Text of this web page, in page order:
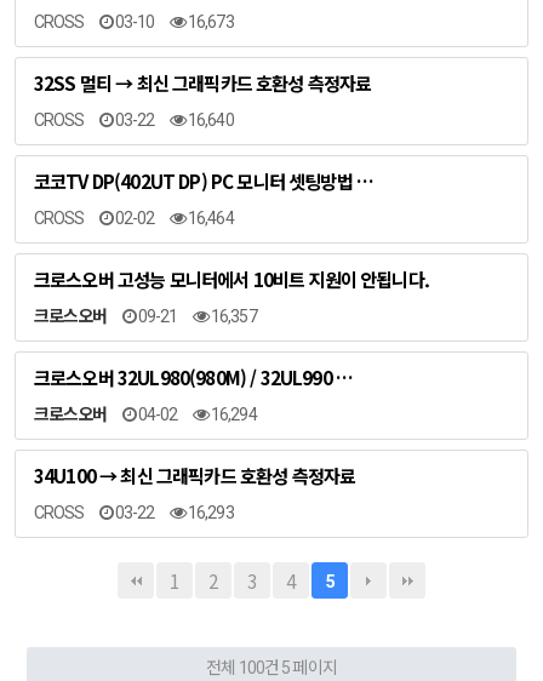
CROSS 03-10 16,673
32SS 멀티 → 최신 그래픽카드 호환성 측정자료
CROSS 03-22 16,640
코코TV DP(402UT DP) PC 모니터 셋팅방법 …
CROSS 02-02 16,464
크로스오버 고성능 모니터에서 10비트 지원이 안됩니다.
크로스오버 09-21 16,357
크로스오버 32UL980(980M) / 32UL990 …
크로스오버 04-02 16,294
34U100 → 최신 그래픽카드 호환성 측정자료
CROSS 03-22 16,293
1 2 3 4 5
전체 100건 5 페이지